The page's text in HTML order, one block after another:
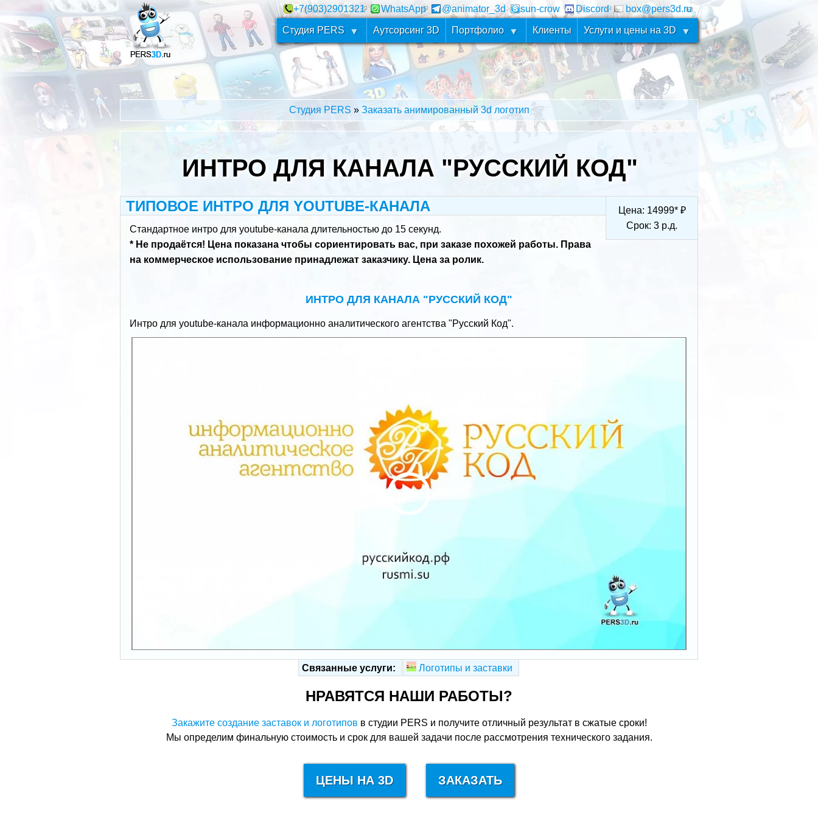
основному
содержанию
+7(903)2901321 WhatsApp @animator_3d sun-crow Discord box@pers3d.ru
Студия PERS Аутсорсинг 3D Портфолио Клиенты Услуги и цены на 3D
СТРОКА
НАВИГАЦИИ
Студия PERS Заказать анимированный 3d логотип
ИНТРО ДЛЯ КАНАЛА "РУССКИЙ КОД"
Цена: 14999* ₽
Срок: 3 р.д.
ТИПОВОЕ ИНТРО ДЛЯ YOUTUBE-КАНАЛА
Стандартное интро для youtube-канала длительностью до 15 секунд.
* Не продаётся! Цена показана чтобы сориентировать вас, при заказе похожей работы. Права
на коммерческое использование принадлежат заказчику. Цена за ролик.
ИНТРО ДЛЯ КАНАЛА "РУССКИЙ КОД"
Интро для youtube-канала информационно аналитического агентства "Русский Код".
Связанные услуги: Логотипы и заставки
НРАВЯТСЯ НАШИ РАБОТЫ?
Закажите создание заставок и логотипов в студии PERS и получите отличный результат в сжатые сроки!
Мы определим финальную стоимость и срок для вашей задачи после рассмотрения технического задания.
ЦЕНЫ НА 3D ЗАКАЗАТЬ